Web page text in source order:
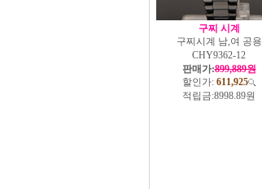
구찌 시계
구찌시계 남,여 공용
CHY9362-12
판매가:899,889원
할인가: 611,925
적립금:8998.89원